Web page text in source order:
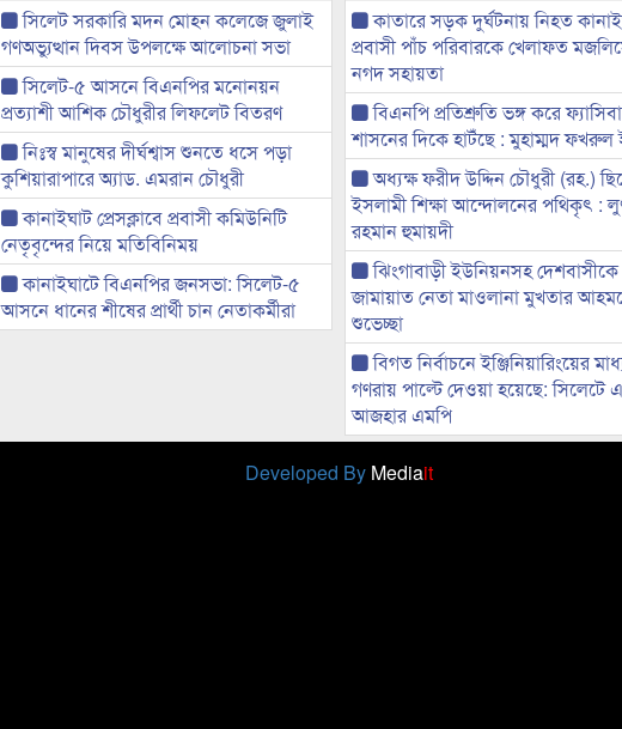
সিলেট সরকারি মদন মোহন কলেজে জুলাই
গণঅভ্যুত্থান দিবস উপলক্ষে আলোচনা সভা
সিলেট-৫ আসনে বিএনপির মনোনয়ন
প্রত্যাশী আশিক চৌধুরীর লিফলেট বিতরণ
নিঃস্ব মানুষের দীর্ঘশ্বাস শুনতে ধসে পড়া
কুশিয়ারাপারে অ্যাড. এমরান চৌধুরী
কানাইঘাট প্রেসক্লাবে প্রবাসী কমিউনিটি
নেতৃবৃন্দের নিয়ে মতিবিনিময়
কানাইঘাটে বিএনপির জনসভা: সিলেট-৫
আসনে ধানের শীষের প্রার্থী চান নেতাকর্মীরা
কাতারে সড়ক দুর্ঘটনায় নিহত
প্রবাসী পাঁচ পরিবারকে খেলাফত
নগদ সহায়তা
বিএনপি প্রতিশ্রুতি ভঙ্গ করে
শাসনের দিকে হাটঁছে : মুহাম্মদ
অধ্যক্ষ ফরীদ উদ্দিন চৌধুরী (রহ.)
ইসলামী শিক্ষা আন্দোলনের পথিকৃৎ :
রহমান হুমায়দী
ঝিংগাবাড়ী ইউনিয়নসহ দেশবাসীকে
জামায়াত নেতা মাওলানা মুখতার
শুভেচ্ছা
বিগত নির্বাচনে ইঞ্জিনিয়ারিংয়ের
গণরায় পাল্টে দেওয়া হয়েছে: সিলেটে
আজহার এমপি
Developed By Mediait